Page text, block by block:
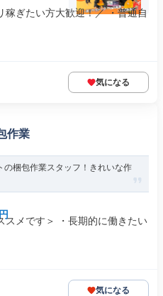
稼ぎたい方大歓迎！／ ・普通自
気になる
作業
の梱包作業スタッフ！きれいな作
スメです＞ ・長期的に働きたい
気になる